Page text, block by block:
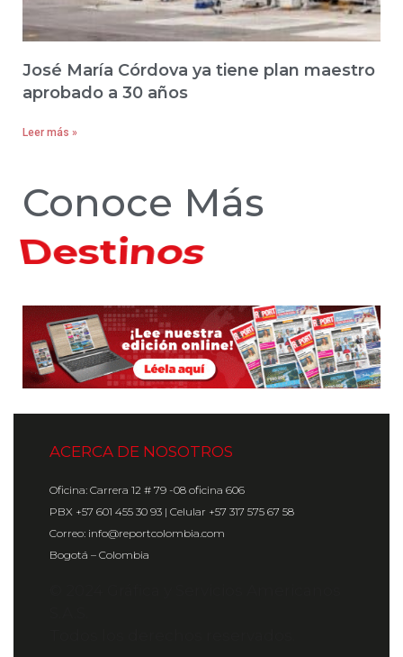
José María Córdova ya tiene plan maestro
aprobado a 30 años
Leer más »
Conoce Más
Hoteles
ACERCA DE NOSOTROS
Oficina: Carrera 12 # 79 -08 oficina 606
PBX +57 601 455 30 93 | Celular +57 317 575 67 58
Correo: info@reportcolombia.com
Bogotá – Colombia